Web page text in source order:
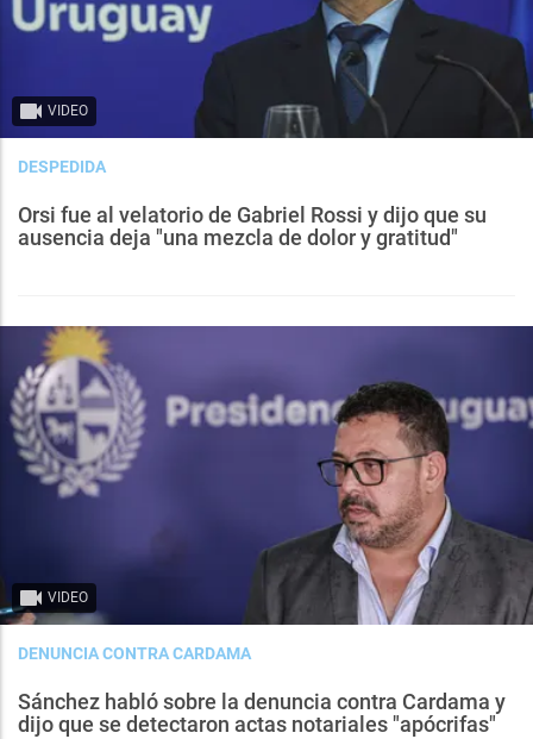
VIDEO
DESPEDIDA
Orsi fue al velatorio de Gabriel Rossi y dijo que su
ausencia deja "una mezcla de dolor y gratitud"
VIDEO
DENUNCIA CONTRA CARDAMA
Sánchez habló sobre la denuncia contra Cardama y
dijo que se detectaron actas notariales "apócrifas"